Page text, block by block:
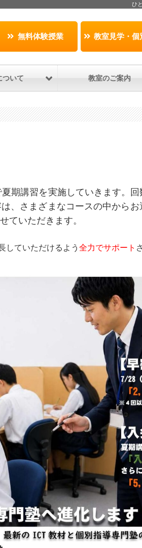
ひ
無料体験授業 教室見学・個
ついて 教室のご案内
期講習を実施していきます。
、さまざまなコースの中からお
ていただきます。
していただけるよう 全力でサポート